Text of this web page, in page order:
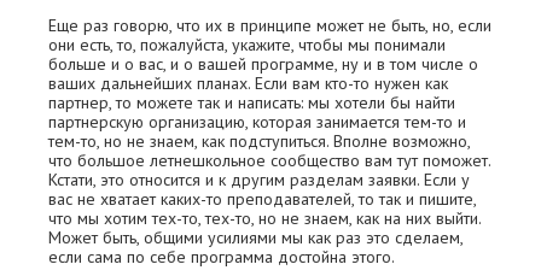
Ещe раз говорю, что их в принципе может не быть, но, если
они есть, то, пожалуйста, укажите, чтобы мы понимали
больше и о вас, и о вашей программе, ну и в том числе о
ваших дальнейших планах. Если вам кто-то нужен как
партнeр, то можете так и написать: мы хотели бы найти
партнeрскую организацию, которая занимается тем-то и
тем-то, но не знаем, как подступиться. Вполне возможно,
что большое летнешкольное сообщество вам тут поможет.
Кстати, это относится и к другим разделам заявки. Если у
вас не хватает каких-то преподавателей, то так и пишите,
что мы хотим тех-то, тех-то, но не знаем, как на них выйти.
Может быть, общими усилиями мы как раз это сделаем,
если сама по себе программа достойна этого.